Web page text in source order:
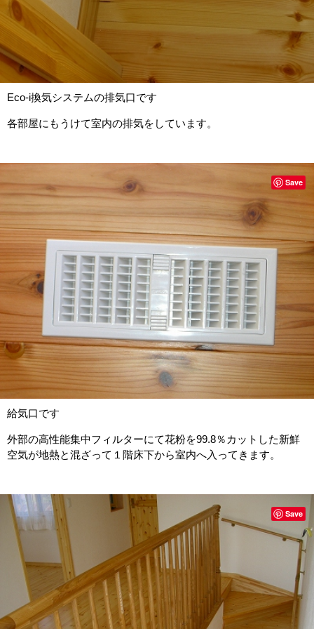
Eco-i換気システムの排気口です
各部屋にもうけて室内の排気をしています。
給気口です
外部の高性能集中フィルターにて花粉を99.8％カットした新鮮
空気が地熱と混ざって１階床下から室内へ入ってきます。
Save
Save